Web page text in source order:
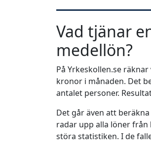
Vad tjänar
medellön?
På Yrkeskollen.se
kronor i månaden. Det
antalet personer.
Det går även att
radar upp alla löner
störa statistiken. I de